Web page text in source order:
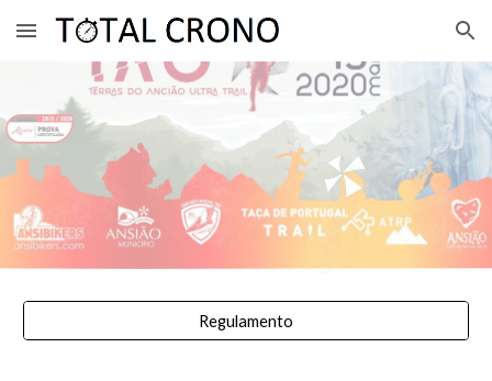
Skip to main content Skip to navigation
Regulamento